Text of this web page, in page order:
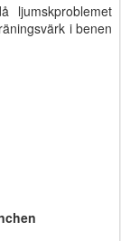
ljumskproblemet
i benen